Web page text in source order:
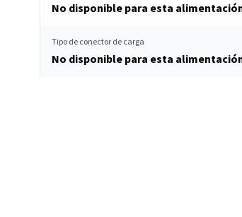
No disponible para esta
Tipo de conector de carga
No disponible para esta